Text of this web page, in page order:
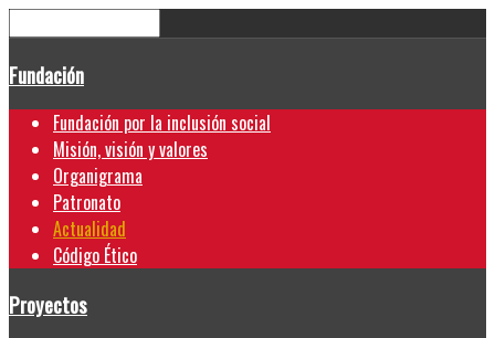
Fundación
Fundación por la inclusión social
Misión, visión y valores
Organigrama
Patronato
Actualidad
Código Ético
Proyectos